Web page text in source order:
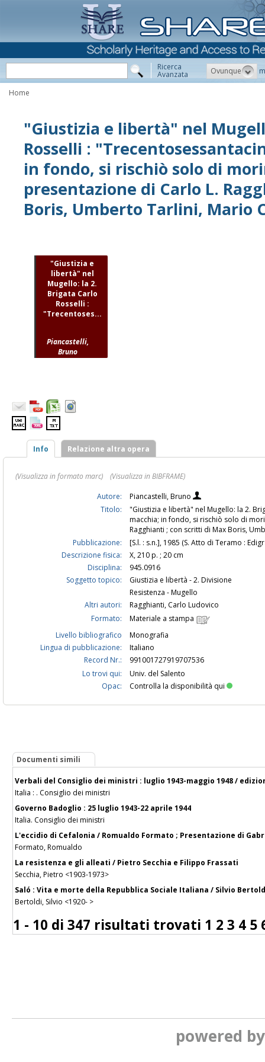
Ricerca
Avanzata Ovunque
Home
"Giustizia e libertà" nel
Rosselli :
in fondo, si rischiò solo di
presentazione di Carlo L.
Boris, Umberto Tarlini, Mario
"Giustizia e
libertà" nel
Mugello: la 2.
Brigata Carlo
Rosselli :
"Trecentoses...
Piancastelli,
Bruno
Info Relazione altra opera
(Visualizza in formato marc)
(Visualizza in BIBFRAME)
Autore:
Piancastelli, Bruno
Titolo:
"Giustizia e libertà" nel Mugello: la 2.
macchia; in fondo, si rischiò solo di
Ragghianti ; con scritti di Max Boris,
Pubblicazione:
[S.l. : s.n.], 1985 (S. Atto di Teramo :
Descrizione fisica:
X, 210 p. ; 20 cm
Disciplina:
945.0916
Soggetto topico:
Giustizia e libertà - 2. Divisione
Resistenza - Mugello
Altri autori:
Ragghianti, Carlo Ludovico
Formato:
Materiale a stampa
Livello bibliografico
Monografia
Lingua di pubblicazione:
Italiano
Record Nr.:
991001727919707536
Lo trovi qui:
Univ. del Salento
Opac:
Controlla la disponibilità qui
Documenti simili
Verbali del Consiglio dei ministri : luglio 1943-maggio 1948 /
Italia : . Consiglio dei ministri
Governo Badoglio : 25 luglio 1943-22 aprile 1944
Italia. Consiglio dei ministri
L'eccidio di Cefalonia / Romualdo Formato ; Presentazione di
Formato, Romualdo
La resistenza e gli alleati / Pietro Secchia e Filippo Frassati
Secchia, Pietro <1903-1973>
Saló : Vita e morte della Repubblica Sociale Italiana / Silvio
Bertoldi, Silvio <1920- >
1 - 10 di 347 risultati trovati 1 2 3 4 5
powered